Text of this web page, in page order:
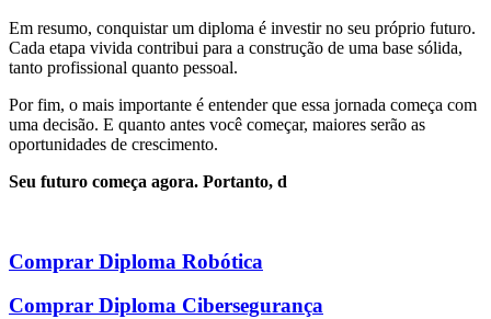
Em resumo, conquistar um diploma é investir no seu próprio futuro.
Cada etapa vivida contribui para a construção de uma base sólida,
tanto profissional quanto pessoal.
Por fim, o mais importante é entender que essa jornada começa com
uma decisão. E quanto antes você começar, maiores serão as
oportunidades de crescimento.
Seu futuro começa agora. Portanto, d
Comprar Diploma Robótica
Comprar Diploma Cibersegurança